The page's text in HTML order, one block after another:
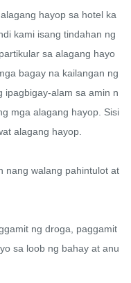
hayop sa hotel ka
kami isang tindahan ng
sa alagang hayo
bagay na kailangan ng
ipagbigay-alam sa amin n
mga alagang hayop. Sisi
alagang hayop.
nang walang pahintulot at
ng droga, paggamit
sa loob ng bahay at anu